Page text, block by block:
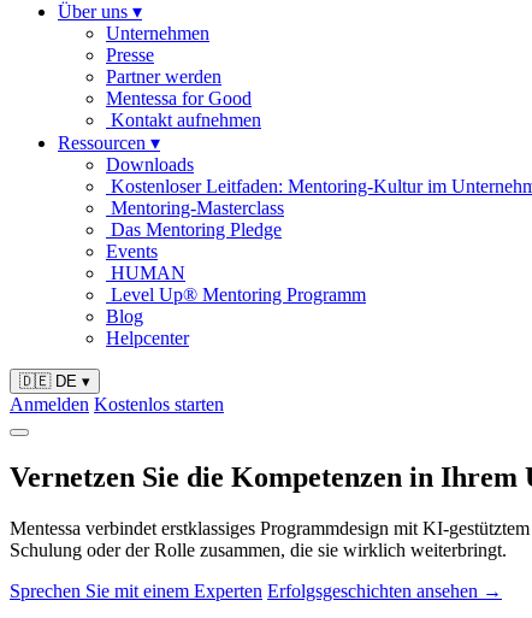
Über uns ▾
Unternehmen
Presse
Partner werden
Mentessa for Good
Kontakt aufnehmen
Ressourcen ▾
Downloads
Kostenloser Leitfaden: Mentoring-Kultur im
Mentoring-Masterclass
Das Mentoring Pledge
Events
HUMAN
Level Up® Mentoring Programm
Blog
Helpcenter
🇩🇪 DE ▾
Anmelden Kostenlos starten
Vernetzen Sie die Kompetenzen in Ihrem
Mentessa verbindet erstklassiges Programmdesign mit KI-
Schulung oder der Rolle zusammen, die sie wirklich weiterbringt.
Sprechen Sie mit einem Experten Erfolgsgeschichten ansehen →